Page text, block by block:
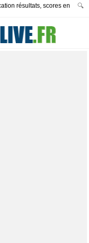
résultats, scores en
🔍